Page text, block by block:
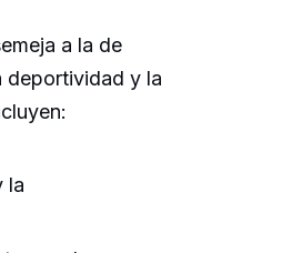
a la de
deportividad y la
la